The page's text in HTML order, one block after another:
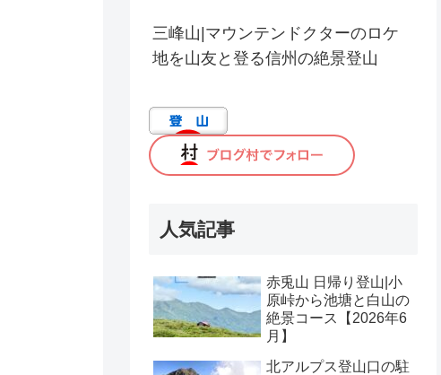
三峰山|マウンテンドクターのロケ
地を山友と登る信州の絶景登山
人気記事
赤兎山 日帰り登山|小
原峠から池塘と白山の
絶景コース【2026年6
月】
北アルプス登山口の駐